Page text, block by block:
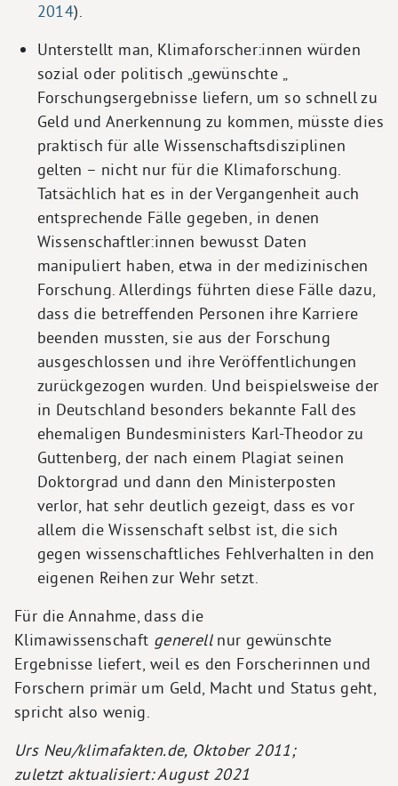
2014).
Unterstellt man, Klimaforscher:innen würden
sozial oder politisch „gewünschte „
Forschungsergebnisse liefern, um so schnell zu
Geld und Anerkennung zu kommen, müsste dies
praktisch für alle Wissenschaftsdisziplinen
gelten – nicht nur für die Klimaforschung.
Tatsächlich hat es in der Vergangenheit auch
entsprechende Fälle gegeben, in denen
Wissenschaftler:innen bewusst Daten
manipuliert haben, etwa in der medizinischen
Forschung. Allerdings führten diese Fälle dazu,
dass die betreffenden Personen ihre Karriere
beenden mussten, sie aus der Forschung
ausgeschlossen und ihre Veröffentlichungen
zurückgezogen wurden. Und beispielsweise der
in Deutschland besonders bekannte Fall des
ehemaligen Bundesministers Karl-Theodor zu
Guttenberg, der nach einem Plagiat seinen
Doktorgrad und dann den Ministerposten
verlor, hat sehr deutlich gezeigt, dass es vor
allem die Wissenschaft selbst ist, die sich
gegen wissenschaftliches Fehlverhalten in den
eigenen Reihen zur Wehr setzt.
Für die Annahme, dass die
Klimawissenschaft generellnur gewünschte
Ergebnisse liefert, weil es den Forscherinnen und
Forschern primär um Geld, Macht und Status geht,
spricht also wenig.
Urs Neu/klimafakten.de, Oktober 2011;
zuletzt aktualisiert: August 2021